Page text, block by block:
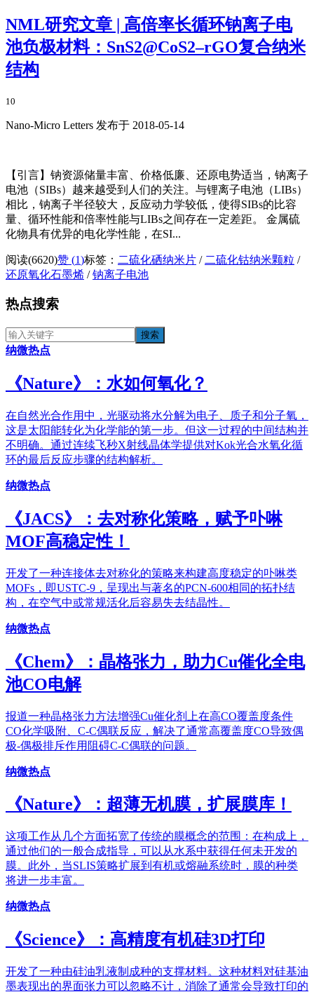
NML研究文章 | 高倍率长循环钠离子电
池负极材料：SnS2@CoS2–rGO复合纳米
结构
10
Nano-Micro Letters 发布于 2018-05-14
【引言】钠资源储量丰富、价格低廉、还原电势适当，钠离子
电池（SIBs）越来越受到人们的关注。与锂离子电池（LIBs）
相比，钠离子半径较大，反应动力学较低，使得SIBs的比容
量、循环性能和倍率性能与LIBs之间存在一定差距。 金属硫
化物具有优异的电化学性能，在SI...
阅读(6620)赞 (1)标签： 二硫化硒纳米片 / 二硫化钴纳米颗粒 /
还原氧化石墨烯 /钠离子电池
热点搜索
纳微热点
《​Nature》：水如何氧化？
在自然光合作用中，光驱动将水分解为电子、质子和分子氧，
这是太阳能转化为化学能的第一步。但这一过程的中间结构并
不明确。通过连续飞秒X射线晶体学提供对Kok光合水氧化循
环的最后反应步骤的结构解析。
纳微热点
《JACS》：去对称化策略，赋予卟啉
MOF高稳定性！
开发了一种连接体去对称化的策略来构建高度稳定的卟啉类
MOFs，即USTC-9，呈现出与著名的PCN-600相同的拓扑结
构，在空气中或常规活化后容易失去结晶性。
纳微热点
《Chem》：晶格张力，助力Cu催化全电
池CO电解
报道一种晶格张力方法增强Cu催化剂上在高CO覆盖度条件
CO化学吸附、C-C偶联反应，解决了通常高覆盖度CO导致偶
极-偶极排斥作用阻碍C-C偶联的问题。
纳微热点
《Nature》：超薄无机膜，扩展膜库！
这项工作从几个方面拓宽了传统的膜概念的范围：在构成上，
通过他们的一般合成指导，可以从水系中获得任何未开发的
膜。此外，当SLIS策略扩展到有机或熔融系统时，膜的种类
将进一步丰富。
纳微热点
《Science》：高精度有机硅3D打印
开发了一种由硅油乳液制成种的支撑材料。这种材料对硅基油
墨表现出的界面张力可以忽略不计，消除了通常会导致打印的